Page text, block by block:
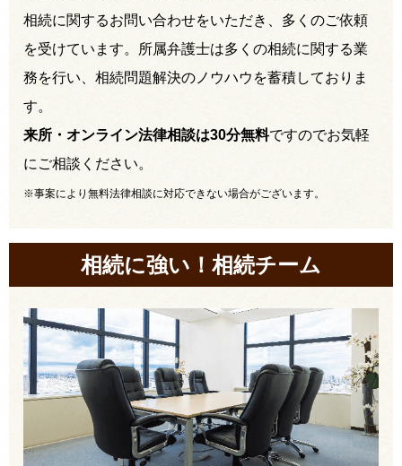
相続に関するお問い合わせをいただき、多くのご依頼
を受けています。所属弁護士は多くの相続に関する業
務を行い、相続問題解決のノウハウを蓄積しておりま
す。
来所・オンライン法律相談は30分無料ですのでお気軽
にご相談ください。
※事案により無料法律相談に対応できない場合がございます。
相続に強い！相続チーム